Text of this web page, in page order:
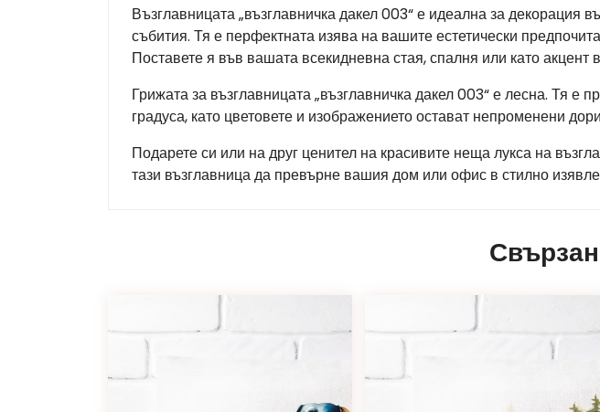
Възглавницата „възглавничка дакел 003“ е идеална за
събития. Тя е перфектната изява на вашите естетически
Поставете я във вашата всекидневна стая, спалня или като
Грижата за възглавницата „възглавничка дакел 003“ е лесна. Тя
градуса, като цветовете и изображението остават непроменени
Подарете си или на друг ценител на красивите неща лукса на
тази възглавница да превърне вашия дом или офис в стилно